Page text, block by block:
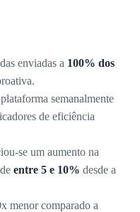
enviadas a 100% dos
semanalmente
de eficiência
se um aumento na
entre 5 e 10% desde a
menor comparado a